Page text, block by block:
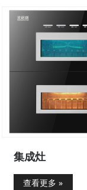
集成灶
查看更多 »